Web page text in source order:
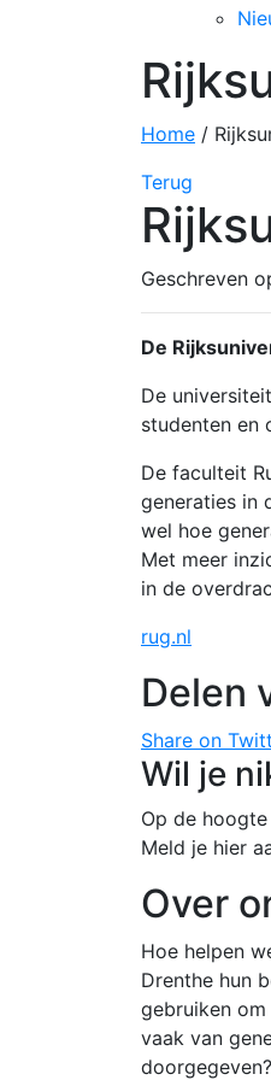
Home /
Terug
Geschreven
De
De
studenten en
De faculteit
generaties in
wel hoe
Met meer
in de
rug.nl
Delen
Share on
Wil je
Op de
Meld je hier
Over
Hoe helpen
Drenthe hun
gebruiken
vaak van